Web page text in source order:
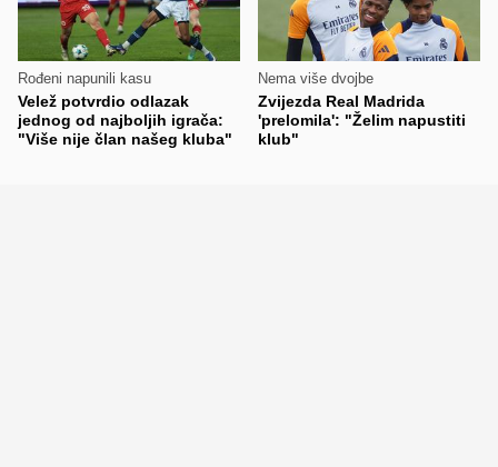
Rođeni napunili kasu
Velež potvrdio odlazak
jednog od najboljih igrača:
"Više nije član našeg kluba"
Nema više dvojbe
Zvijezda Real Madrida
'prelomila': "Želim napustiti
klub"